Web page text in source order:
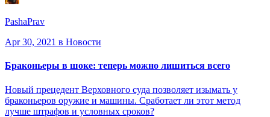
PashaPrav
Apr 30, 2021 в Новости
Браконьеры в шоке: теперь можно лишиться всего
Новый прецедент Верховного суда позволяет изымать у
браконьеров оружие и машины. Сработает ли этот метод
лучше штрафов и условных сроков?